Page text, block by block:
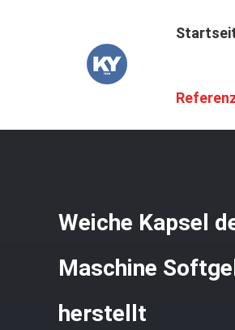
Startseite
Weiche Kapsel
Maschine
herstellt